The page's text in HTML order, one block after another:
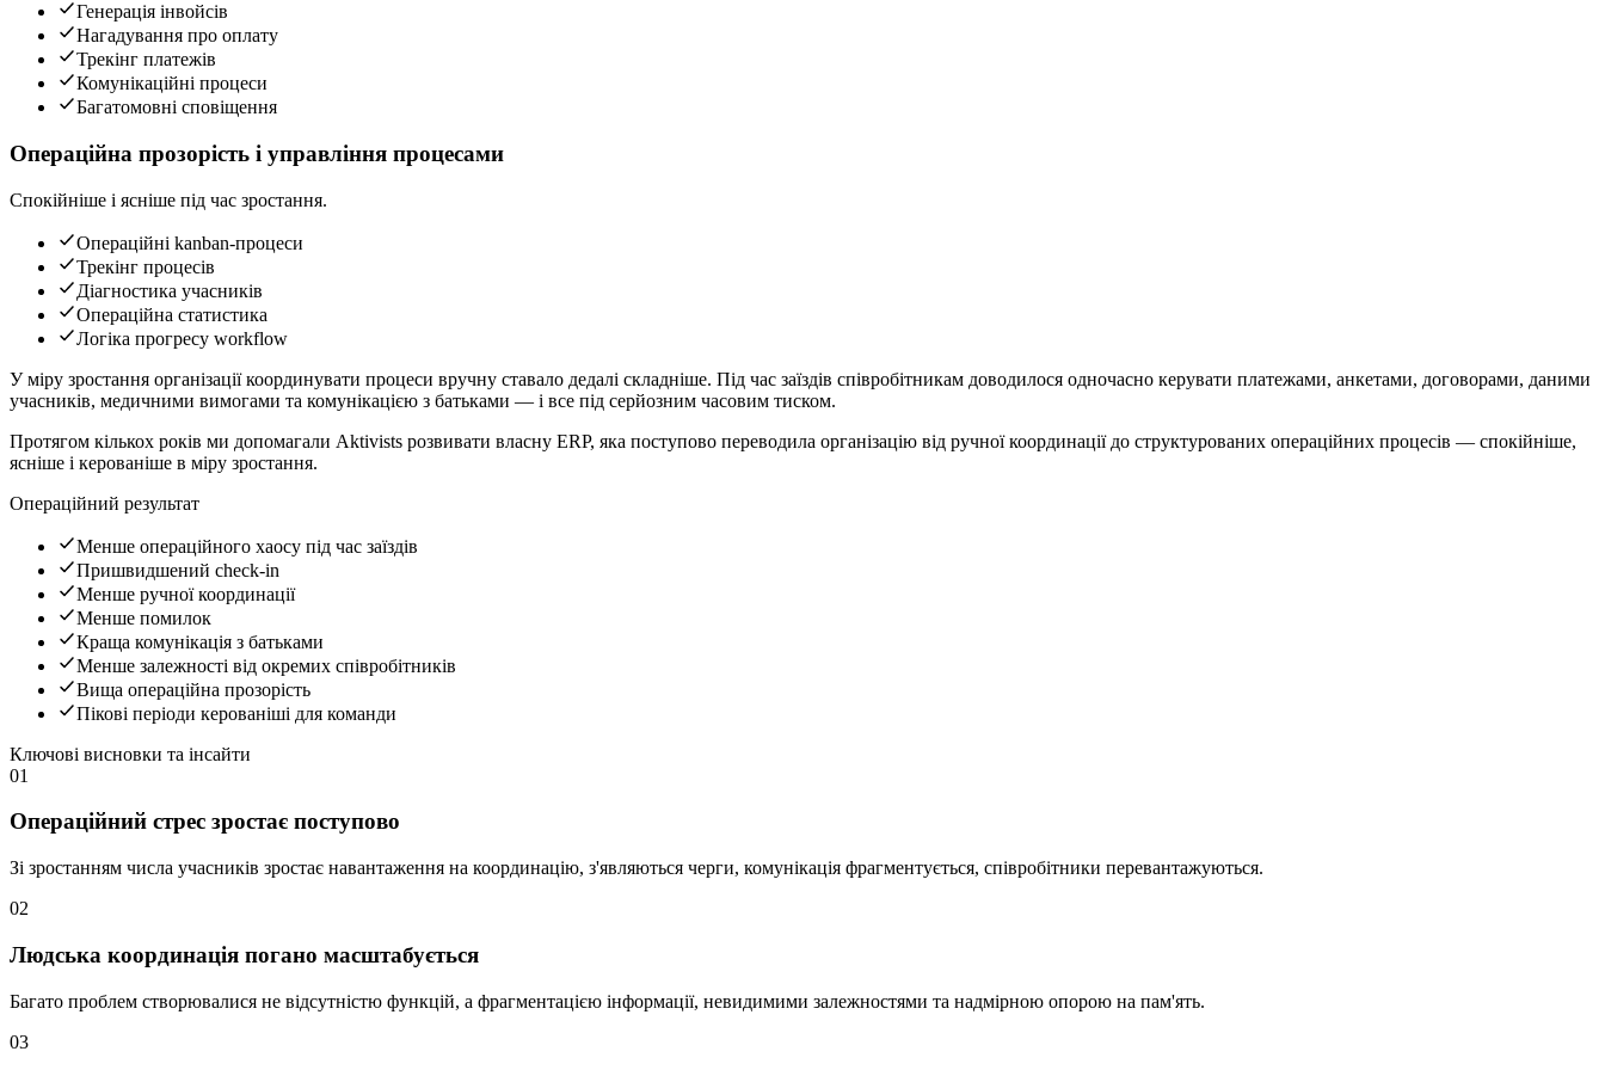
Генерація інвойсів
Нагадування про оплату
Трекінг платежів
Комунікаційні процеси
Багатомовні сповіщення
Операційна прозорість і управління процесами
Спокійніше і ясніше під час зростання.
Операційні kanban-процеси
Трекінг процесів
Діагностика учасників
Операційна статистика
Логіка прогресу workflow
У міру зростання організації координувати процеси вручну ставало дедалі складніше. Під час заїздів співробітникам доводилося одночасно керувати платежами, анкетами, договорами, даними
учасників, медичними вимогами та комунікацією з батьками — і все під серйозним часовим тиском.
Протягом кількох років ми допомагали Aktivists розвивати власну ERP, яка поступово переводила організацію від ручної координації до структурованих операційних процесів — спокійніше,
ясніше і керованіше в міру зростання.
Операційний результат
Менше операційного хаосу під час заїздів
Пришвидшений check-in
Менше ручної координації
Менше помилок
Краща комунікація з батьками
Менше залежності від окремих співробітників
Вища операційна прозорість
Пікові періоди керованіші для команди
Ключові висновки та інсайти
01
Операційний стрес зростає поступово
Зі зростанням числа учасників зростає навантаження на координацію, з'являються черги, комунікація фрагментується, співробітники перевантажуються.
02
Людська координація погано масштабується
Багато проблем створювалися не відсутністю функцій, а фрагментацією інформації, невидимими залежностями та надмірною опорою на пам'ять.
03